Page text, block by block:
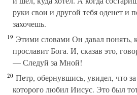
руки свои и другой тебя оденет и
захочешь.
19 Этими словами Он давал понять,
прославит Бога. И, сказав это,
— Следуй за Мной!
20 Петр, обернувшись, увидел, что
которого любил Иисус. Это был